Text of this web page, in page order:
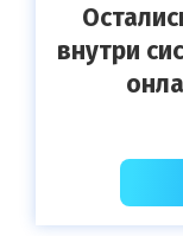
внутри